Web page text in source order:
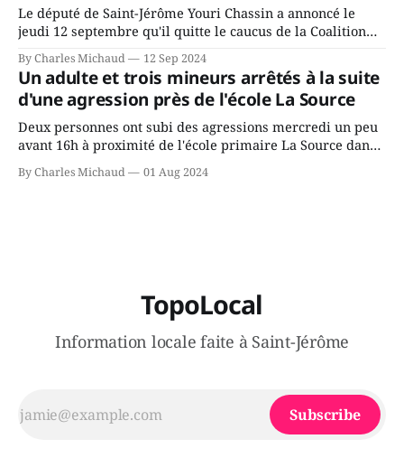
Le député de Saint-Jérôme Youri Chassin a annoncé le
jeudi 12 septembre qu'il quitte le caucus de la Coalition
Avenir Québec de François Legault parce qu'il est déçu du
gouvernement de la CAQ, surtout de son incapacité, qu'il
juge chronique, à offrir des
By Charles Michaud 12 Sep 2024
Un adulte et trois mineurs arrêtés à la suite
d'une agression près de l'école La Source
Deux personnes ont subi des agressions mercredi un peu
avant 16h à proximité de l'école primaire La Source dans
le secteur Bellefeuille de Saint-Jérôme. L'une de deux
victimes aurait été écrasée sous un véhicule et aspergée
By Charles Michaud 01 Aug 2024
TopoLocal
Information locale faite à Saint-Jérôme
Subscribe